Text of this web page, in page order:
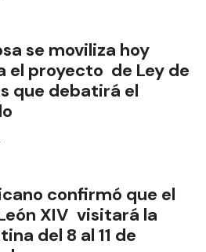
se moviliza hoy
el proyecto de Ley de
que debatirá el
confirmó que el
XIV visitará la
del 8 al 11 de